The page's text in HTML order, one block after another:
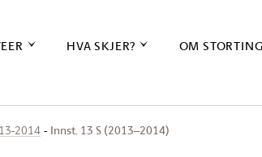
HVA SKJER? OM
2014 Innst. 13 S (2013–2014)